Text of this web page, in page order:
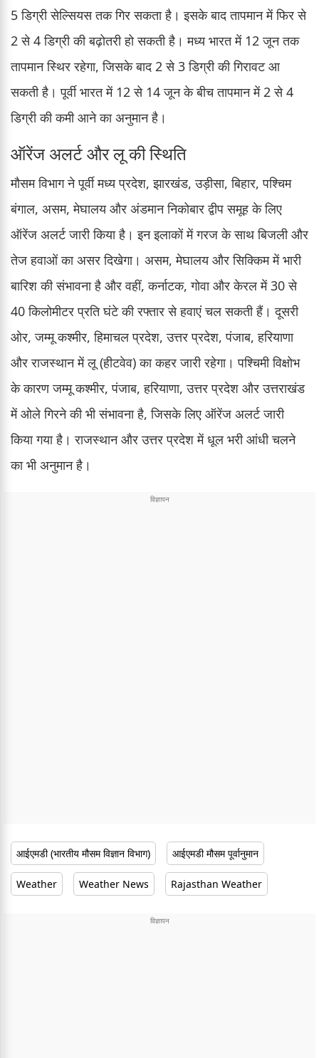
5 डिग्री सेल्सियस तक गिर सकता है। इसके बाद तापमान में फिर से
2 से 4 डिग्री की बढ़ोतरी हो सकती है। मध्य भारत में 12 जून तक
तापमान स्थिर रहेगा, जिसके बाद 2 से 3 डिग्री की गिरावट आ
सकती है। पूर्वी भारत में 12 से 14 जून के बीच तापमान में 2 से 4
डिग्री की कमी आने का अनुमान है।
ऑरेंज अलर्ट और लू की स्थिति
मौसम विभाग ने पूर्वी मध्य प्रदेश, झारखंड, उड़ीसा, बिहार, पश्चिम
बंगाल, असम, मेघालय और अंडमान निकोबार द्वीप समूह के लिए
ऑरेंज अलर्ट जारी किया है। इन इलाकों में गरज के साथ बिजली और
तेज हवाओं का असर दिखेगा। असम, मेघालय और सिक्किम में भारी
बारिश की संभावना है और वहीं, कर्नाटक, गोवा और केरल में 30 से
40 किलोमीटर प्रति घंटे की रफ्तार से हवाएं चल सकती हैं। दूसरी
ओर, जम्मू कश्मीर, हिमाचल प्रदेश, उत्तर प्रदेश, पंजाब, हरियाणा
और राजस्थान में लू (हीटवेव) का कहर जारी रहेगा। पश्चिमी विक्षोभ
के कारण जम्मू कश्मीर, पंजाब, हरियाणा, उत्तर प्रदेश और उत्तराखंड
में ओले गिरने की भी संभावना है, जिसके लिए ऑरेंज अलर्ट जारी
किया गया है। राजस्थान और उत्तर प्रदेश में धूल भरी आंधी चलने
का भी अनुमान है।
आईएमडी (भारतीय मौसम विज्ञान विभाग) आईएमडी मौसम पूर्वानुमान
Weather Weather News Rajasthan Weather